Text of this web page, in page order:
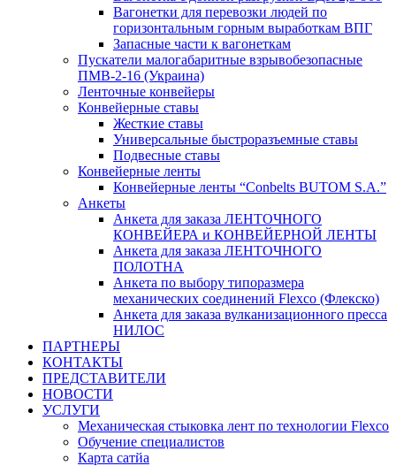
Вагонетки для перевозки людей по
горизонтальным горным выработкам ВПГ
Запасные части к вагонеткам
Пускатели малогабаритные взрывобезопасные
ПМВ-2-16 (Украина)
Ленточные конвейеры
Конвейерные ставы
Жесткие ставы
Универсальные быстроразъемные ставы
Подвесные ставы
Конвейерные ленты
Конвейерные ленты “Conbelts BUTOM S.A.”
Анкеты
Анкета для заказа ЛЕНТОЧНОГО
КОНВЕЙЕРА и КОНВЕЙЕРНОЙ ЛЕНТЫ
Анкета для заказа ЛЕНТОЧНОГО
ПОЛОТНА
Анкета по выбору типоразмера
механических соединений Flexco (Флекско)
Анкета для заказа вулканизационного пресса
НИЛОС
ПАРТНЕРЫ
КОНТАКТЫ
ПРЕДСТАВИТЕЛИ
НОВОСТИ
УСЛУГИ
Механическая стыковка лент по технологии Flexco
Обучение специалистов
Карта сатйа